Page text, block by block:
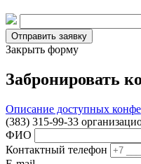
Закрыть форму
Забронировать
Описание доступных
(383) 315-99-33
ФИО
Контактный телефон